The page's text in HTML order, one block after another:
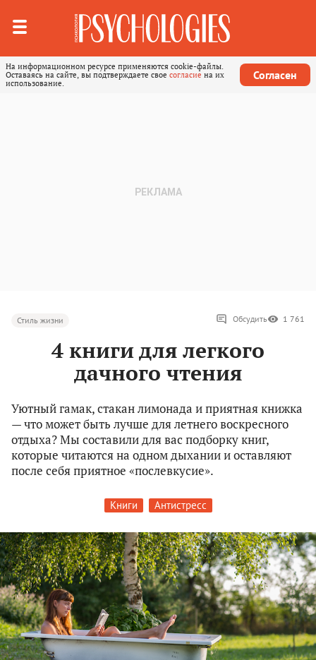
На информационном ресурсе применяются cookie-файлы.
Оставаясь на сайте, вы подтверждаете свое согласие на их
использование.
Согласен
Стиль жизни Обсудить 1 761
4 книги для легкого
дачного чтения
Уютный гамак, стакан лимонада и приятная книжка
— что может быть лучше для летнего воскресного
отдыха? Мы составили для вас подборку книг,
которые читаются на одном дыхании и оставляют
после себя приятное «послевкусие».
Книги Антистресс